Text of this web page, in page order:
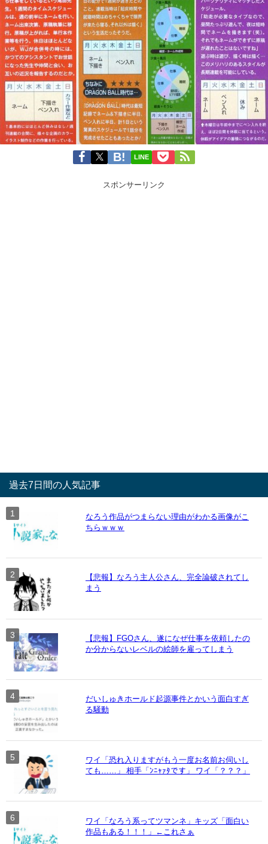
LINE
スポンサーリンク
過去7日間の人気記事
なろう作品がつまらない理由がわかる画像がこ
ちらｗｗｗ
【悲報】なろう主人公さん、完全論破されてし
まう
【悲報】FGOさん、遂になぜ仕事を依頼したの
か分からないレベルの絵師を雇ってしまう
だいしゅきホールド起源事件とかいう面白すぎ
る騒動
ワイ「恐れ入りますがもう一度お名前お伺いし
ても……」 相手「ﾝﾆｬｧﾀです」 ワイ「？？？」
ワイ「なろう系ってツマンネ」キッズ「面白い
作品もある！！！」←これさぁ